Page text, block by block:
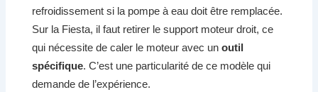
refroidissement si la pompe à eau doit être remplacée.
Sur la Fiesta, il faut retirer le support moteur droit, ce
qui nécessite de caler le moteur avec unoutil
spécifique. C’est une particularité de ce modèle qui
demande de l’expérience.